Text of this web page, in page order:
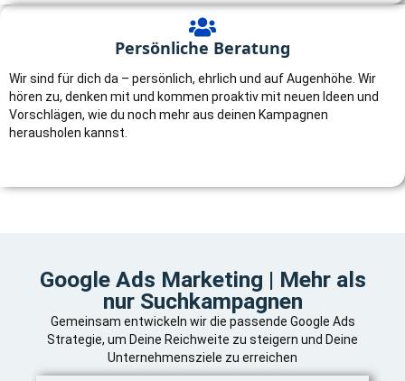
Persönliche Beratung
Wir sind für dich da – persönlich, ehrlich und auf Augenhöhe. Wir
hören zu, denken mit und kommen proaktiv mit neuen Ideen und
Vorschlägen, wie du noch mehr aus deinen Kampagnen
herausholen kannst.
Google Ads Marketing | Mehr als
nur Suchkampagnen
Gemeinsam entwickeln wir die passende Google Ads
Strategie, um Deine Reichweite zu steigern und Deine
Unternehmensziele zu erreichen